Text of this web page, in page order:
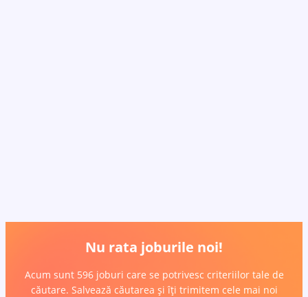
Nu rata joburile noi!
Acum sunt 596 joburi care se potrivesc criteriilor tale de
căutare. Salvează căutarea și îți trimitem cele mai noi